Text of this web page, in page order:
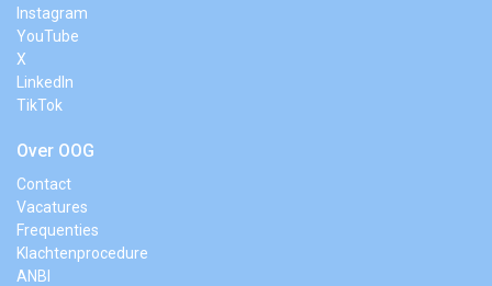
Instagram
YouTube
X
LinkedIn
TikTok
Over OOG
Contact
Vacatures
Frequenties
Klachtenprocedure
ANBI